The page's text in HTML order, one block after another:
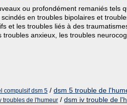
ou profondément remaniés tels
en troubles bipolaires et
et les troubles liés à des
anxieux, les troubles
compulsif dsm 5 / dsm 5 trouble de
troubles de l'humeur / dsm iv trouble de